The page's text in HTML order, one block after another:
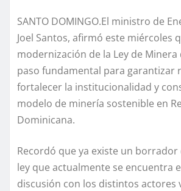
SANTO DOMINGO.El ministro de
Joel Santos, afirmó este miércoles
modernización de la Ley de
paso fundamental para garantizar
fortalecer la institucionalidad y
modelo de minería sostenible en
Dominicana.
Recordó que ya existe un
ley que actualmente se encuentra
discusión con los distintos actores